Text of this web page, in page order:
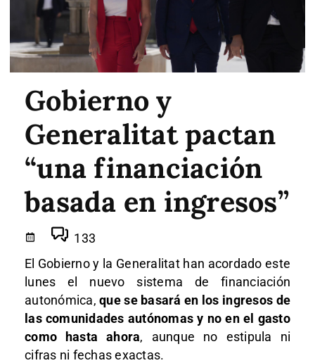
Gobierno y
Generalitat pactan
“una financiación
basada en ingresos”
133
El Gobierno y la Generalitat han acordado este
lunes el nuevo sistema de financiación
autonómica,que se basará en los ingresos de
las comunidades autónomas y no en el gasto
como hasta ahora, aunque no estipula ni
cifras ni fechas exactas.